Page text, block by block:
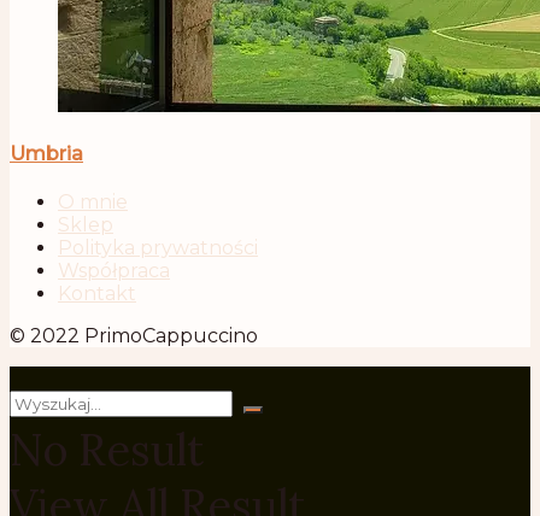
Umbria
O mnie
Sklep
Polityka prywatności
Współpraca
Kontakt
© 2022 PrimoCappuccino
No Result